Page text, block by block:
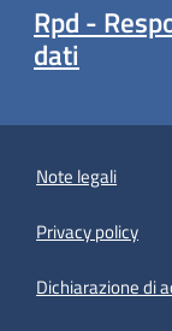
Rpd -
dati
Note legali
Privacy policy
Dichiarazione di